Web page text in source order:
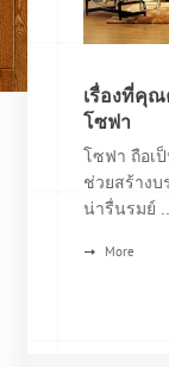
เรื่องที่คุณ
โซฟา
โซฟา ถือเ
ช่วยสร้างบ
น่ารื่นรมย์ ...
More